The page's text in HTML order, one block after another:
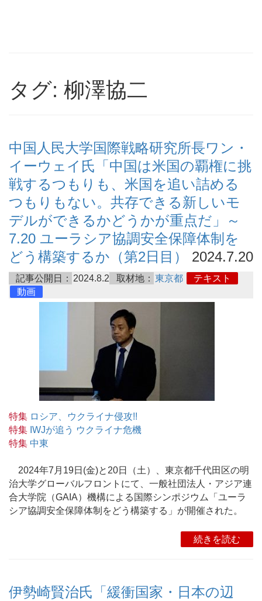
タグ: 柳澤協二
中国人民大学国際戦略研究所長ワン・
イーウェイ氏「中国は米国の覇権に挑
戦するつもりも、米国を追い詰める
つもりもない。共存できる新しいモ
デルができるかどうかが重点だ」～
7.20 ユーラシア協調安全保障体制を
どう構築するか（第2日目）
2024.7.20
記事公開日： 2024.8.2 取材地： 東京都
テキスト
動画
特集 ロシア、ウクライナ侵攻!!
特集 IWJが追う ウクライナ危機
特集 中東
2024年7月19日(金)と20日（土）、東京都千代田区の明
治大学グローバルフロントにて、一般社団法人・アジア連
合大学院（GAIA）機構による国際シンポジウム「ユーラ
シア協調安全保障体制をどう構築する」が開催された。
続きを読む
伊勢崎賢治氏「緩衝国家・日本の辺